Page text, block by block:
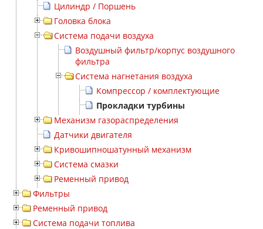
Цилиндр / Поршень
Головка блока
Система подачи воздуха
Воздушный фильтр/корпус воздушного
фильтра
Система нагнетания воздуха
Компрессор / комплектующие
Прокладки турбины
Механизм газораспределения
Датчики двигателя
Кривошипношатунный механизм
Система смазки
Ременный привод
Фильтры
Ременный привод
Система подачи топлива